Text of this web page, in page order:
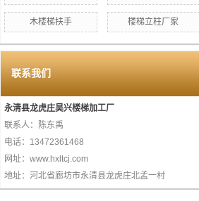
木楼梯扶手 楼梯立柱厂家
联系我们
永清县龙虎庄昊兴楼梯加工厂
联系人：陈东禹
电话：13472361468
网址：www.hxltcj.com
地址：河北省廊坊市永清县龙虎庄北孟一村